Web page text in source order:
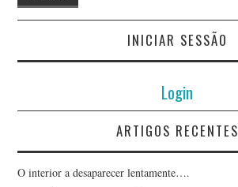
INICIAR SESSÃO
Login
ARTIGOS RECENTES
O interior a desaparecer lentamente….